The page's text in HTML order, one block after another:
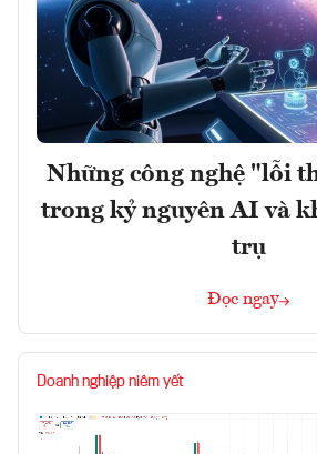
Những công nghệ "lỗi
trong kỷ nguyên AI và
trụ
Đọc ngay
Doanh nghiệp niêm yết